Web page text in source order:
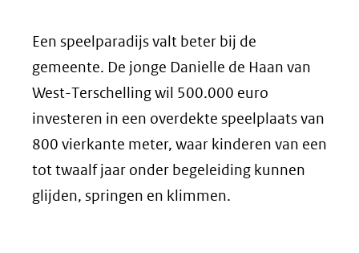
Een speelparadijs valt beter bij de
gemeente. De jonge Danielle de Haan van
West-Terschelling wil 500.000 euro
investeren in een overdekte speelplaats van
800 vierkante meter, waar kinderen van een
tot twaalf jaar onder begeleiding kunnen
glijden, springen en klimmen.